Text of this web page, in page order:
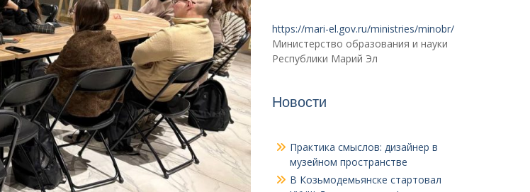
https://mari-el.gov.ru/ministries/minobr/
Министерство образования и науки
Республики Марий Эл
Новости
Практика смыслов: дизайнер в
музейном пространстве
В Козьмодемьянске стартовал